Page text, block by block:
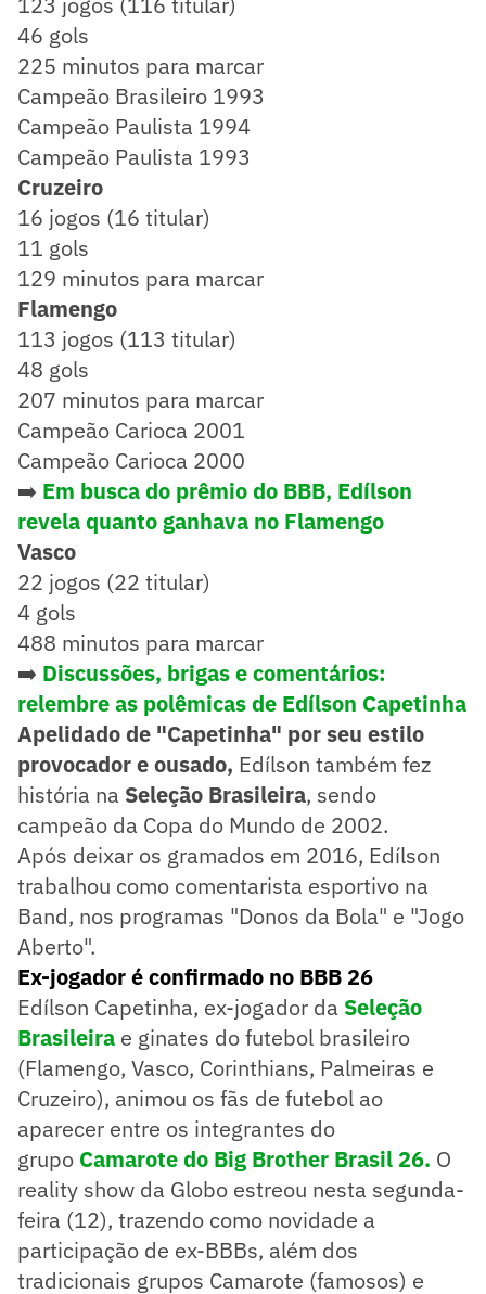
46 gols
225 minutos para marcar
Campeão Brasileiro 1993
Campeão Paulista 1994
Campeão Paulista 1993
Cruzeiro
16 jogos (16 titular)
11 gols
129 minutos para marcar
Flamengo
113 jogos (113 titular)
48 gols
207 minutos para marcar
Campeão Carioca 2001
Campeão Carioca 2000
➡️ Em busca do prêmio do BBB, Edílson
revela quanto ganhava no Flamengo
Vasco
22 jogos (22 titular)
4 gols
488 minutos para marcar
➡️ Discussões, brigas e comentários:
relembre as polêmicas de Edílson Capetinha
Apelidado de "Capetinha" por seu estilo
provocador e ousado, Edílson também fez
história na Seleção Brasileira, sendo
campeão da Copa do Mundo de 2002.
Após deixar os gramados em 2016, Edílson
trabalhou como comentarista esportivo na
Band, nos programas "Donos da Bola" e "Jogo
Aberto".
Ex-jogador é confirmado no BBB 26
Edílson Capetinha, ex-jogador da Seleção
Brasileira e ginates do futebol brasileiro
(Flamengo, Vasco, Corinthians, Palmeiras e
Cruzeiro), animou os fãs de futebol ao
aparecer entre os integrantes do
grupo Camarote do Big Brother Brasil 26. O
reality show da Globo estreou nesta segunda-
feira (12), trazendo como novidade a
participação de ex-BBBs, além dos
tradicionais grupos Camarote (famosos) e